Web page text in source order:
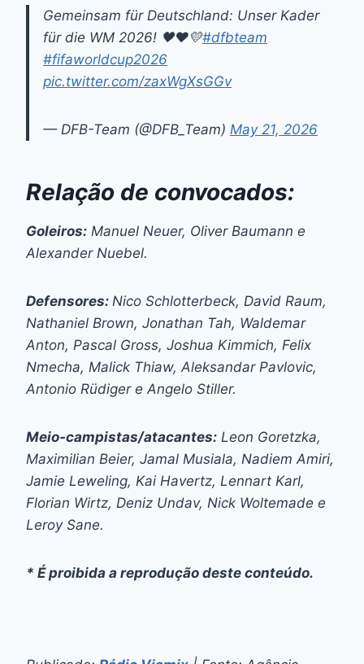
Gemeinsam für Deutschland: Unser Kader
für die WM 2026! 🖤❤️💛#dfbteam
#fifaworldcup2026
pic.twitter.com/zaxWgXsGGv
— DFB-Team (@DFB_Team) May 21, 2026
Relação de convocados:
Goleiros: Manuel Neuer, Oliver Baumann e
Alexander Nuebel.
Defensores: Nico Schlotterbeck, David Raum,
Nathaniel Brown, Jonathan Tah, Waldemar
Anton, Pascal Gross, Joshua Kimmich, Felix
Nmecha, Malick Thiaw, Aleksandar Pavlovic,
Antonio Rüdiger e Angelo Stiller.
Meio-campistas/atacantes: Leon Goretzka,
Maximilian Beier, Jamal Musiala, Nadiem Amiri,
Jamie Leweling, Kai Havertz, Lennart Karl,
Florian Wirtz, Deniz Undav, Nick Woltemade e
Leroy Sane.
* É proibida a reprodução deste conteúdo.